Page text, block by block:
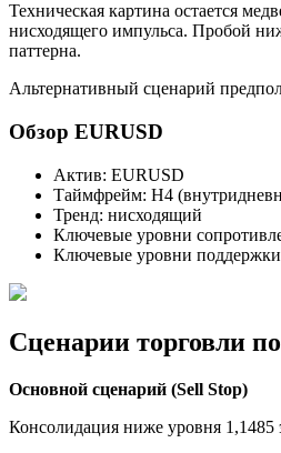
Техническая картина остается
нисходящего импульса. Пробой
паттерна.
Альтернативный сценарий
Обзор EURUSD
Актив: EURUSD
Таймфрейм: H4
Тренд: нисходящий
Ключевые уровни
Ключевые уровни
Сценарии торговли
Основной сценарий (Sell Stop)
Консолидация ниже уровня